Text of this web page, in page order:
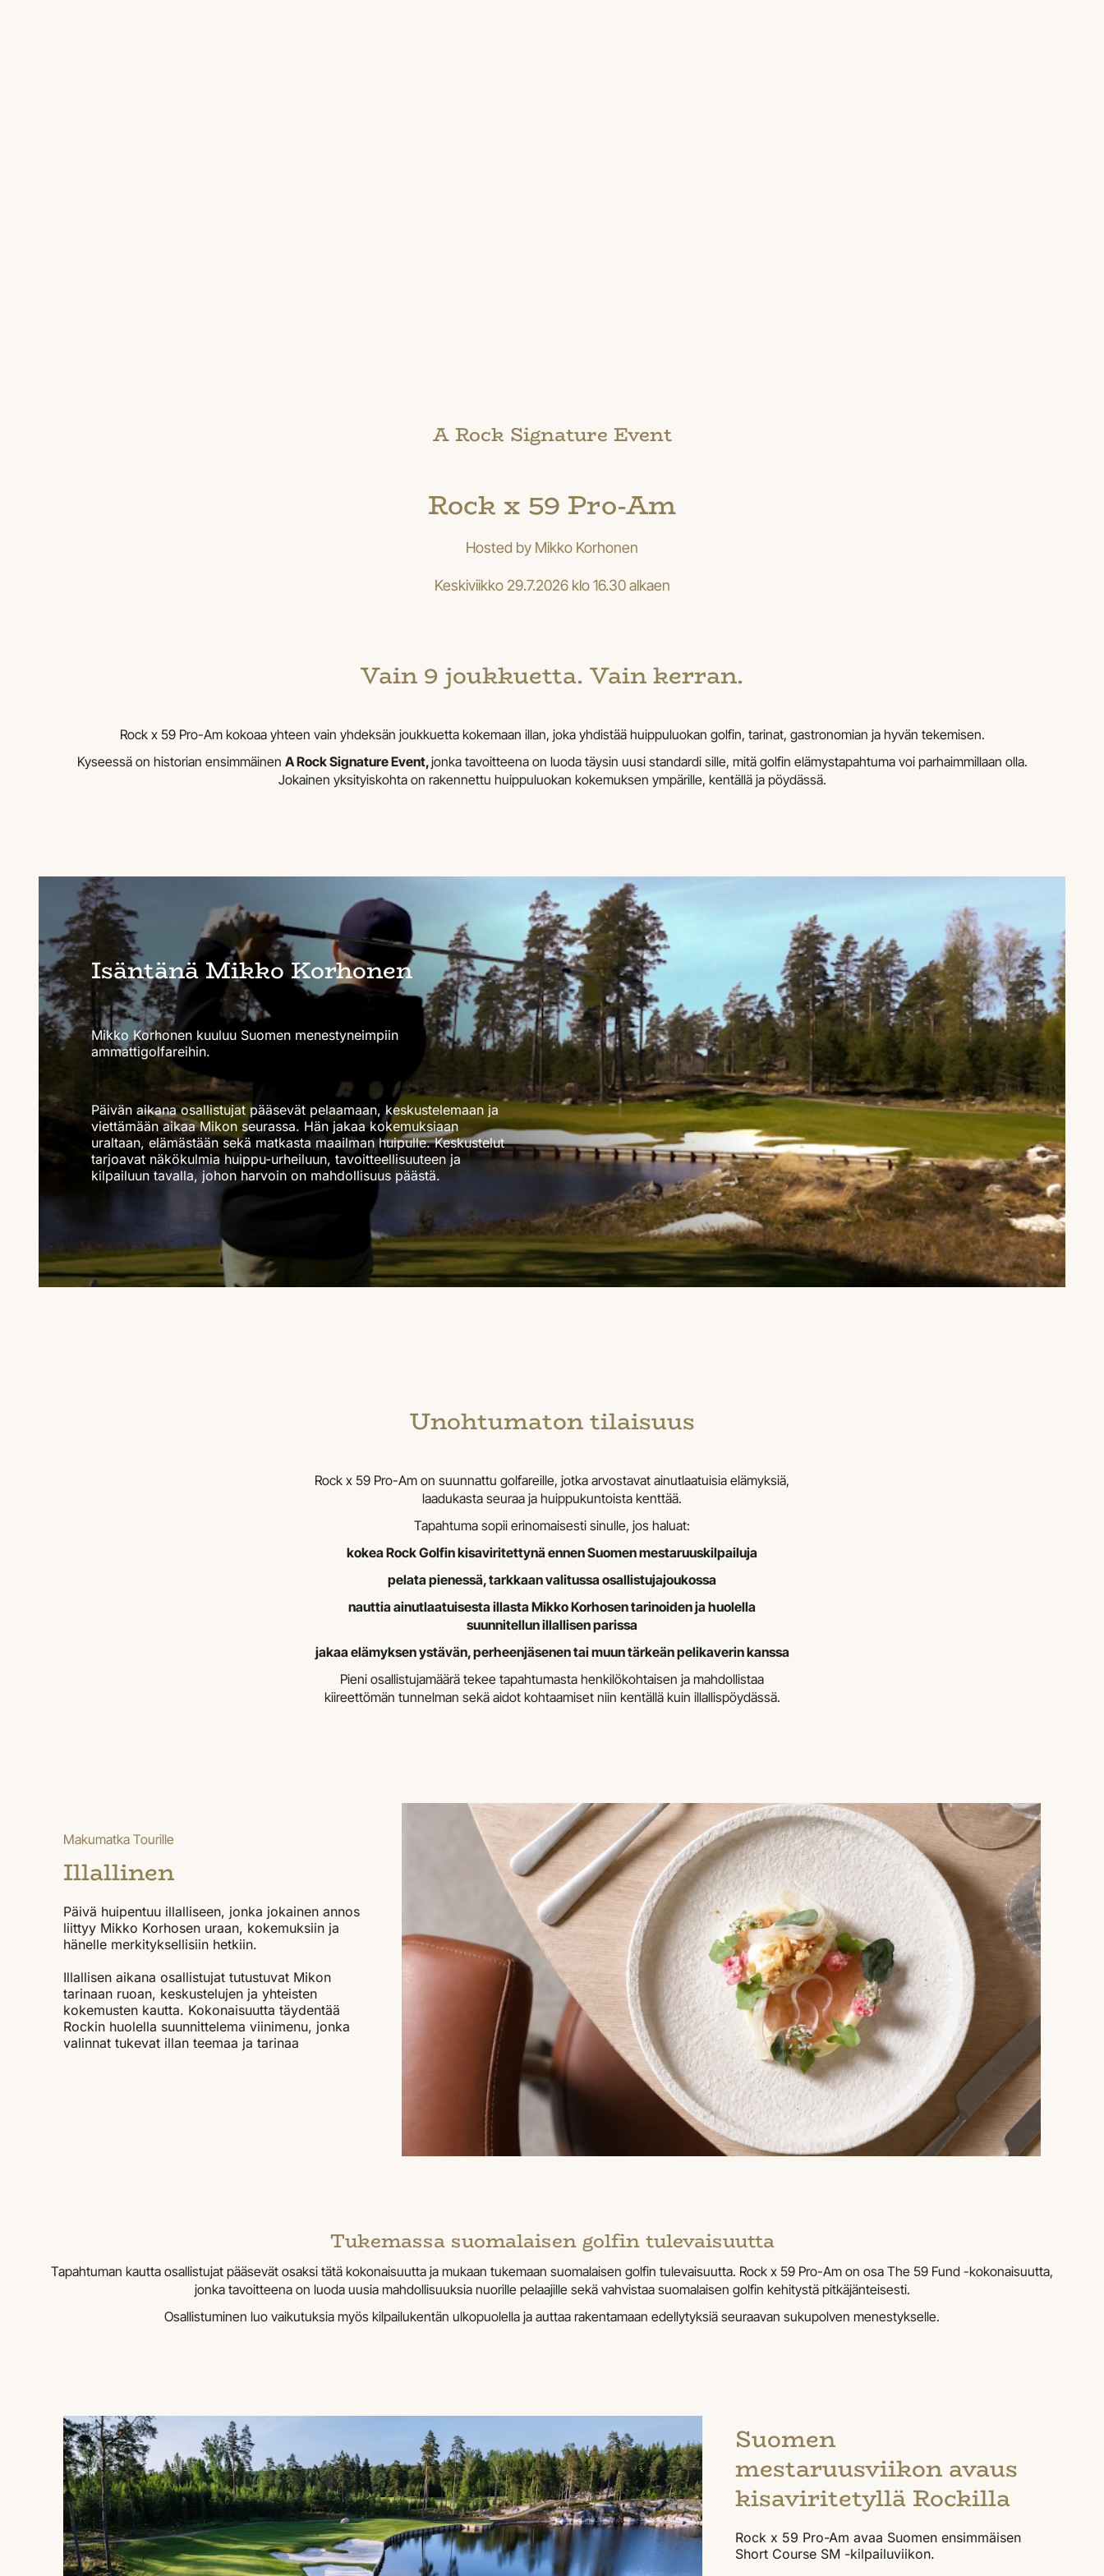
A Rock Signature Event
Rock x 59 Pro-Am
Hosted by Mikko Korhonen
Keskiviikko 29.7.2026 klo 16.30 alkaen
Vain 9 joukkuetta. Vain kerran.
Rock x 59 Pro-Am kokoaa yhteen vain yhdeksän joukkuetta kokemaan illan, joka yhdistää huippuluokan golfin, tarinat, gastronomian ja hyvän tekemisen.
Kyseessä on historian ensimmäinen A Rock Signature Event,jonka tavoitteena on luoda täysin uusi standardi sille, mitä golfin elämystapahtuma voi parhaimmillaan olla.
Jokainen yksityiskohta on rakennettu huippuluokan kokemuksen ympärille, kentällä ja pöydässä.
Isäntänä Mikko Korhonen
Mikko Korhonen kuuluu Suomen menestyneimpiin
ammattigolfareihin.
Päivän aikana osallistujat pääsevät pelaamaan, keskustelemaan ja
viettämään aikaa Mikon seurassa. Hän jakaa kokemuksiaan
uraltaan, elämästään sekä matkasta maailman huipulle. Keskustelut
tarjoavat näkökulmia huippu-urheiluun, tavoitteellisuuteen ja
kilpailuun tavalla, johon harvoin on mahdollisuus päästä.
Unohtumaton tilaisuus
Rock x 59 Pro-Am on suunnattu golfareille, jotka arvostavat ainutlaatuisia elämyksiä,
laadukasta seuraa ja huippukuntoista kenttää.
Tapahtuma sopii erinomaisesti sinulle, jos haluat:
kokea Rock Golfin kisaviritettynä ennen Suomen mestaruuskilpailuja
pelata pienessä, tarkkaan valitussa osallistujajoukossa
nauttia ainutlaatuisesta illasta Mikko Korhosen tarinoiden ja huolella
suunnitellun illallisen parissa
jakaa elämyksen ystävän, perheenjäsenen tai muun tärkeän pelikaverin kanssa
Pieni osallistujamäärä tekee tapahtumasta henkilökohtaisen ja mahdollistaa
kiireettömän tunnelman sekä aidot kohtaamiset niin kentällä kuin illallispöydässä.
Makumatka Tourille
Illallinen
Päivä huipentuu illalliseen, jonka jokainen annos
liittyy Mikko Korhosen uraan, kokemuksiin ja
hänelle merkityksellisiin hetkiin.
Illallisen aikana osallistujat tutustuvat Mikon
tarinaan ruoan, keskustelujen ja yhteisten
kokemusten kautta. Kokonaisuutta täydentää
Rockin huolella suunnittelema viinimenu, jonka
valinnat tukevat illan teemaa ja tarinaa
Tukemassa suomalaisen golfin tulevaisuutta
Tapahtuman kautta osallistujat pääsevät osaksi tätä kokonaisuutta ja mukaan tukemaan suomalaisen golfin tulevaisuutta. Rock x 59 Pro-Am on osa The 59 Fund -kokonaisuutta,
jonka tavoitteena on luoda uusia mahdollisuuksia nuorille pelaajille sekä vahvistaa suomalaisen golfin kehitystä pitkäjänteisesti.
Osallistuminen luo vaikutuksia myös kilpailukentän ulkopuolella ja auttaa rakentamaan edellytyksiä seuraavan sukupolven menestykselle.
Suomen
mestaruusviikon avaus
kisaviritetyllä Rockilla
Rock x 59 Pro-Am avaa Suomen ensimmäisen
Short Course SM -kilpailuviikon.